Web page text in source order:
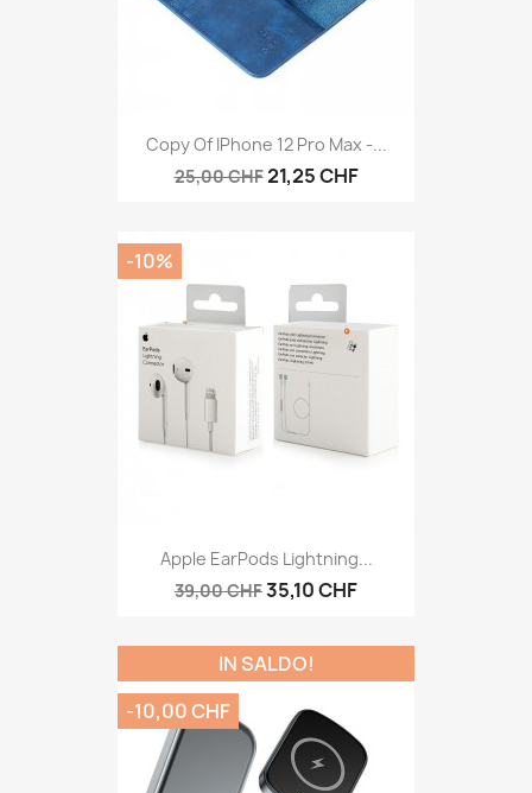
Copy Of IPhone 12 Pro Max -...
25,00 CHF21,25 CHF
Apple EarPods Lightning...
39,00 CHF35,10 CHF
-10%
IN SALDO!
-10,00 CHF